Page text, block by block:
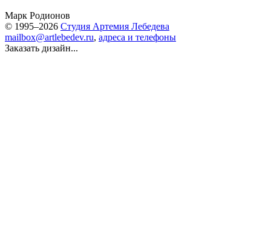
Марк Родионов
© 1995–2026 Студия Артемия Лебедева
mailbox@artlebedev.ru, адреса и телефоны
Заказать дизайн...